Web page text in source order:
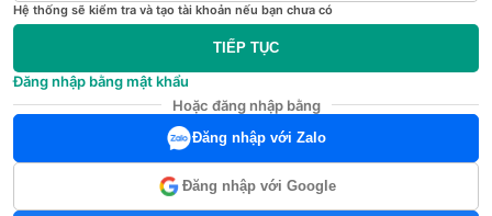
Hệ thống sẽ kiểm tra và tạo tài khoản nếu bạn chưa có
TIẾP TỤC
Đăng nhập bằng mật khẩu
Hoặc đăng nhập bằng
Đăng nhập với Zalo
Đăng nhập với Google